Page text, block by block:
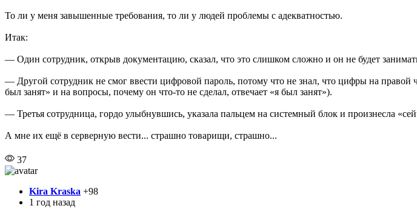
То ли у меня завышенные требования, то ли у людей проблемы с адекватностью.
Итак:
— Один сотрудник, открыв документацию, сказал, что это слишком сложно и он не будет
— Другой сотрудник не смог ввести цифровой пароль, потому что не знал, что цифры на
был занят» и на вопросы, почему он что-то не сделал, отвечает «я был занят»).
— Третья сотрудница, гордо улыбнувшись, указала пальцем на системный блок и произнесла
А мне их ещё в серверную вести... страшно товарищи, страшно...
37
Kira Kraska +98
1 год назад